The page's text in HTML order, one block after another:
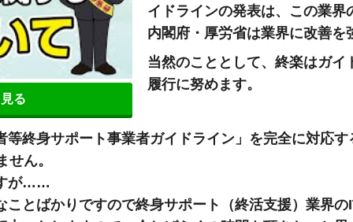
る
イドラインの発表は、この業
内閣府・厚労省は業界に改善を
当然のこととして、終楽はガ
履行に努めます。
終身サポート事業者ガイドライン」を完全に対応
ん。
が……
ことばかりですので終身サポート（終活支援）業界